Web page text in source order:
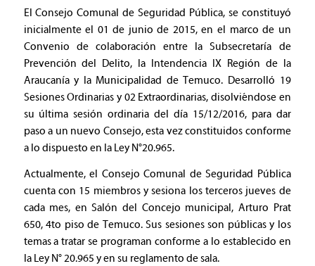
El Consejo Comunal de Seguridad Pública, se constituyó
inicialmente el 01 de junio de 2015, en el marco de un
Convenio de colaboración entre la Subsecretaría de
Prevención del Delito, la Intendencia IX Región de la
Araucanía y la Municipalidad de Temuco. Desarrolló 19
Sesiones Ordinarias y 02 Extraordinarias, disolviéndose en
su última sesión ordinaria del día 15/12/2016, para dar
paso a un nuevo Consejo, esta vez constituidos conforme
a lo dispuesto en la Ley N°20.965.
Actualmente, el Consejo Comunal de Seguridad Pública
cuenta con 15 miembros y sesiona los terceros jueves de
cada mes, en Salón del Concejo municipal, Arturo Prat
650, 4to piso de Temuco. Sus sesiones son públicas y los
temas a tratar se programan conforme a lo establecido en
la Ley N° 20.965 y en su reglamento de sala.